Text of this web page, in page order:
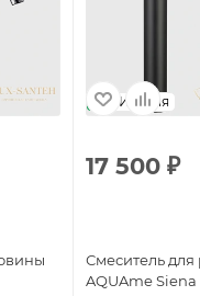
Италия
17 500 ₽
Смеситель
AQUAme Siena